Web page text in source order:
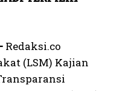
Redaksi.co
(LSM) Kajian